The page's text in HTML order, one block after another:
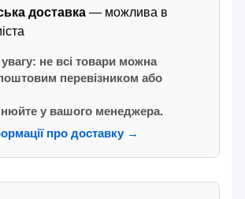
доставка — можлива в
не всі товари можна
перевізником або
у вашого менеджера.
про доставку →